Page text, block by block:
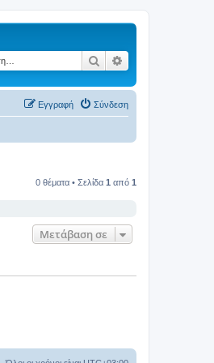
Αναζήτηση
Σύνδεση
Εγγραφή
0 θέματα • Σελίδα 1 από 1
Μετάβαση σε